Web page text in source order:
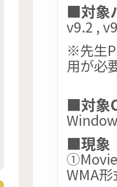
■対象
v9.2 ,
※先生
用が必
■対象
■現象
WMA